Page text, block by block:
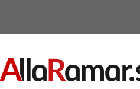
i leveranskostnad.Oavsett hur